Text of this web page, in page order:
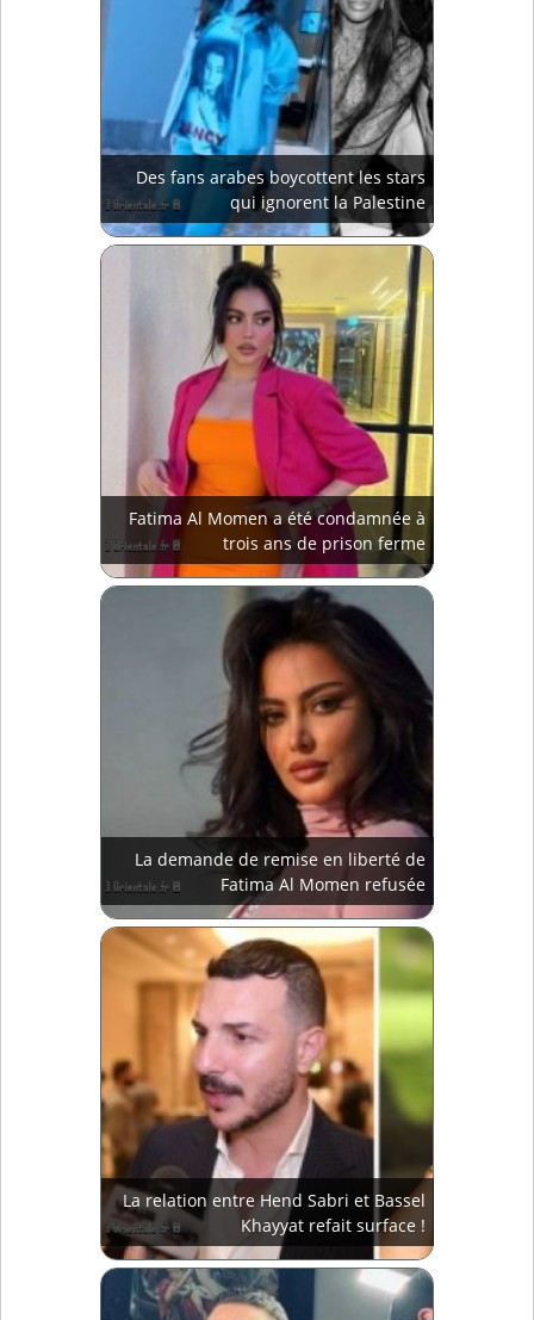
Des fans arabes boycottent les stars
qui ignorent la Palestine
Fatima Al Momen a été condamnée à
trois ans de prison ferme
La demande de remise en liberté de
Fatima Al Momen refusée
La relation entre Hend Sabri et Bassel
Khayyat refait surface !